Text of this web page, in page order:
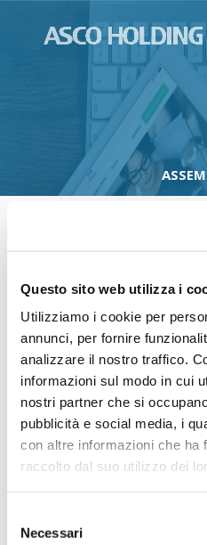
Questo sito web utilizza i
Utilizziamo i cookie per
annunci, per fornire
analizzare il nostro traffico.
informazioni sul modo in cui
nostri partner che si
pubblicità e social media, i
con altre informazioni che ha
raccolto dal suo utilizzo dei
delNecessari
Soci
Consiglio di
Assemblee
Bilanci
Modello 231
Codice Etico